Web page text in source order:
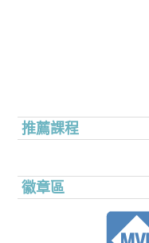
推薦課程
徽章區